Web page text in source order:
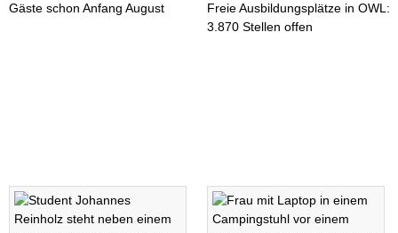
Gäste schon Anfang August
Freie Ausbildungsplätze in OWL:
3.870 Stellen offen